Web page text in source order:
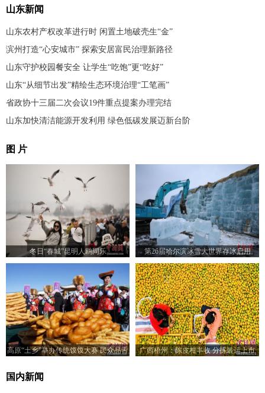
山东新闻
山东农村产权改革进行时 闲置土地破壳生“金”
滨州打造“心安城市” 探索安居富民治理新路径
山东守护校园餐安全 让学生“吃饱”更“吃好”
山东“从细节出发”精绘生态环境治理“工笔画”
省政协十三届二次会议19件重点提案办理完结
山东加快清洁能源开发利用 绿色低碳发展迈新台阶
图 片
冬日“春城”昆明人鸥同乐 第26届哈尔滨冰雪大世界存冰启用
高原“土乡”举办传统馍馍大赛 民众品舌
广西梧州：陈皮柑丰收 分拣装运上市
国内新闻